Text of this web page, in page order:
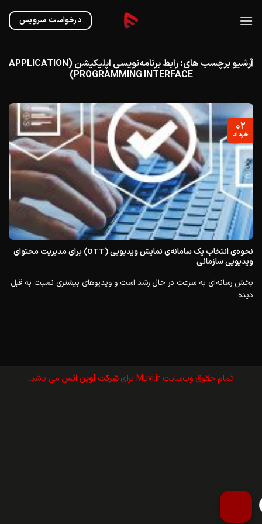
درخواست سرویس
آرشیو برچسب های: رابط برنامه‌نویسی اپلیکیشن (APPLICATION
PROGRAMMING INTERFACE)
نحوه‌ی انتخاب یک سامانه‌ی نمایش ویدیویی (OTT) برای مدیریت محتوای
ویدیویی سازمانی
بخش رسانه‌ای به سرعت در حال رشد است و ویدیوهای بیشتری نسبت به قبل
دیده...
۰۲
خرداد
تمام حقوق وب‌سايت Muvi.ir برای شرکت آوین انس می باشد.